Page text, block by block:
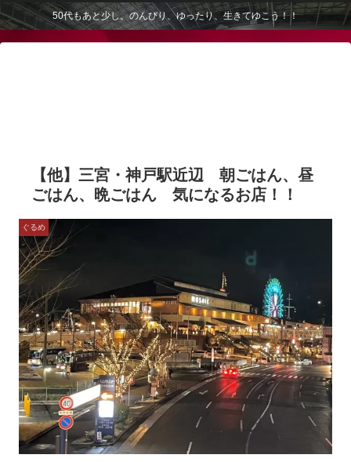
50代もあと少し。のんびり、ゆったり、生きてゆこう！！
【他】三宮・神戸駅近辺 朝ごはん、昼
ごはん、晩ごはん 気になるお店！！
ぐるめ